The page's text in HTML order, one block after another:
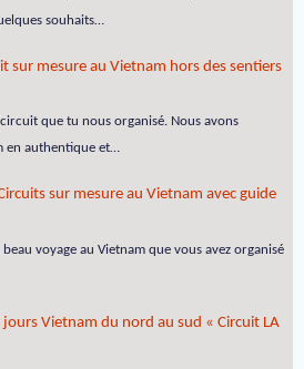
souhaits…
sur mesure au Vietnam hors des sentiers
que tu nous organisé. Nous avons
en authentique et…
sur mesure au Vietnam avec guide
voyage au Vietnam que vous avez organisé
Vietnam du nord au sud « Circuit LA